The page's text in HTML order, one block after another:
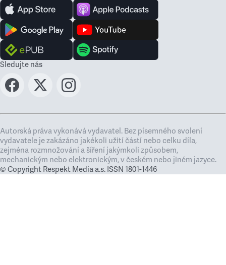
Sledujte nás
Autorská práva vykonává vydavatel. Bez písemného svolení
vydavatele je zakázáno jakékoli užití částí nebo celku díla,
zejména rozmnožování a šíření jakýmkoli způsobem,
mechanickým nebo elektronickým, v českém nebo jiném jazyce.
© Copyright Respekt Media a.s. ISSN 1801-1446